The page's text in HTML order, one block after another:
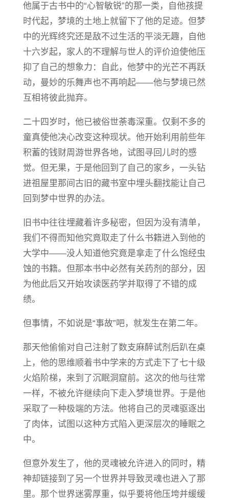
他属于古书中的“心智敏锐”的那一类，自他孩提
时代起，梦境的土地上就留下了他的足迹。但梦
中的光辉终究还是敌不过生活的平淡无趣，自他
十六岁起，家人的不理解与世人的评价迫使他压
抑了自己的想象力：自此，他梦中的光芒不再跃
动，曼妙的乐舞声也不再响起——他与梦境已然
互相将彼此抛弃。
二十四岁时，他已被俗世荼毒深重。仅剩不多的
童真使他决心改变这种现状。他开始利用前些年
积蓄的钱财周游世界各地，试图寻回儿时的感
觉。但无果，于是他回到了自己的家乡，一头钻
进祖屋里那间古旧的藏书室中埋头翻找能让自己
回到梦中世界的办法。
旧书中往往埋藏着许多秘密，但因为没有清单，
我们不得而知他究竟取走了什么书籍进入到他的
大学中——没人知道他究竟是拿走了什么饱经虫
蚀的书籍。但那本书中必然有关药剂的部分，因
为他此后又开始攻读医药学并取得了不错的成
绩。
但事情，不如说是“事故”吧，就发生在第二年。
那天他偷偷对自己注射了数支麻醉试剂后趴在桌
上，他的思维顺着书中学来的方式走下了七十级
火焰阶梯，来到了沉眠洞窟前。这次的他与往常
一样，不被允许继续向下走入梦境世界。于是他
采取了一种极端的方法。他将自己的灵魂驱逐出
了肉体，试图以这种方式陷入更深层次的睡眠之
中。
但意外发生了，他的灵魂被允许进入的同时，精
神却链接到了另一个世界并导致灵魂也进入了那
里。那个世界迷雾厚重，似乎要将他压垮并缓缓